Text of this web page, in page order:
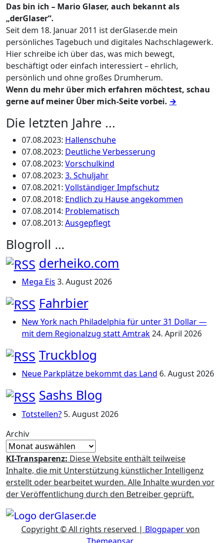
Das bin ich – Mario Glaser, auch bekannt als
„derGlaser“.
Seit dem 18. Januar 2011 ist derGlaser.de mein
persönliches Tagebuch und digitales Nachschlagewerk.
Hier schreibe ich über das, was mich bewegt,
beschäftigt oder einfach interessiert – ehrlich,
persönlich und ohne großes Drumherum.
Wenn du mehr über mich erfahren möchtest, schau
gerne auf meiner Über mich-Seite vorbei. →
Die letzten Jahre ...
07.08.2023: Hallenschuhe
07.08.2023: Deutliche Verbesserung
07.08.2023: Vorschulkind
07.08.2023: 3. Schuljahr
07.08.2021: Vollständiger Impfschutz
07.08.2018: Endlich zu Hause angekommen
07.08.2014: Problematisch
07.08.2013: Ausgepflegt
Blogroll …
derheiko.com
Mega Eis 3. August 2026
Fahrbier
New York nach Philadelphia für unter 31 Dollar —
mit dem Regionalzug statt Amtrak24. April 2026
Truckblog
Neue Parkplätze bekommt das Land 6. August 2026
Sashs Blog
Totstellen? 5. August 2026
Archiv
KI-Transparenz: Diese Website enthält teilweise
Inhalte, die mit Unterstützung künstlicher Intelligenz
erstellt oder bearbeitet wurden. Alle Inhalte wurden vor
der Veröffentlichung durch den Betreiber geprüft.
Copyright © All rights reserved | Blogpapervon